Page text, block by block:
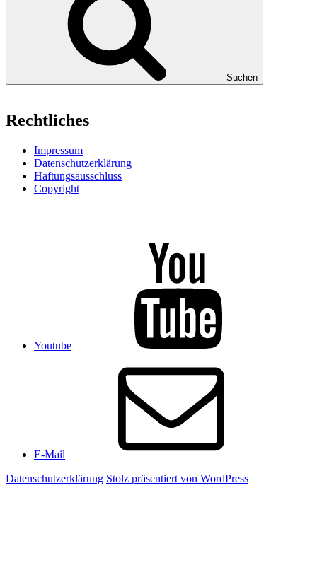
Suchen
Rechtliches
Impressum
Datenschutzerklärung
Haftungsausschluss
Copyright
Youtube
E-Mail
Datenschutzerklärung Stolz präsentiert von WordPress